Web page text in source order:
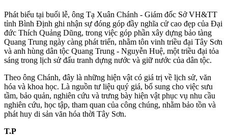
Phát biểu tại buổi lễ, ông Tạ Xuân Chánh - Giám đốc Sở VH&TT
tỉnh Bình Định ghi nhận sự đóng góp đầy nghĩa cử cao đẹp của Đại
đức Thích Quảng Dũng, trong việc góp phần xây dựng bảo tàng
Quang Trung ngày càng phát triển, nhằm tôn vinh triều đại Tây Sơn
và anh hùng dân tộc Quang Trung - Nguyễn Huệ, một triều đại tỏa
sáng trong lịch sử đấu tranh dựng nước và giữ nước của dân tộc.
Theo ông Chánh, đây là những hiện vật có giá trị về lịch sử, văn
hóa và khoa học. Là nguồn tư liệu quý giá, bổ sung cho việc sưu
tầm, bảo quản, nghiên cứu và trưng bày hiện vật phục vụ nhu cầu
nghiên cứu, học tập, tham quan của công chúng, nhằm bảo tồn và
phát huy di sản văn hóa thời Tây Sơn.
T.P